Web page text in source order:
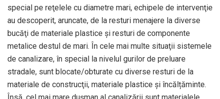
special pe reţelele cu diametre mari, echipele de intervenţie
au descoperit, aruncate, de la resturi menajere la diverse
bucăţi de materiale plastice şi resturi de componente
metalice destul de mari. În cele mai multe situaţii sistemele
de canalizare, în special la nivelul gurilor de preluare
stradale, sunt blocate/obturate cu diverse resturi de la
materiale de construcţii, materiale plastice și încălțăminte.